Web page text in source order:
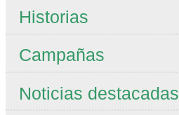
Historias
Campañas
Noticias destacadas